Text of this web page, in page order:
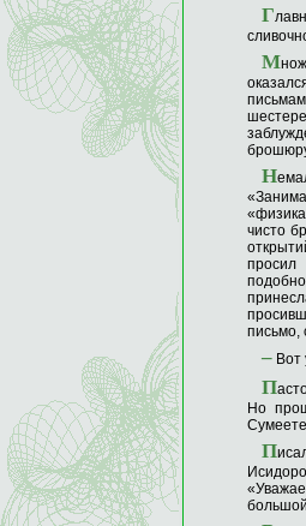
Г
М
Н
чисто
просил
письмо,
– Вот
П
Но
П